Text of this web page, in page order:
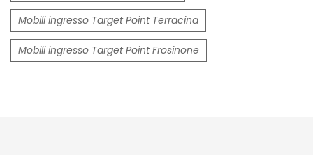
Mobili ingresso Target Point Terracina
Mobili ingresso Target Point Frosinone